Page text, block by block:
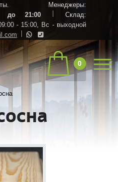
Менеджеры:
до 21:00
Склад:
- 15:00, Вс - выходной
0